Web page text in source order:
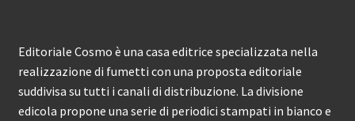
Editoriale Cosmo è una casa editrice specializzata nella
realizzazione di fumetti con una proposta editoriale
suddivisa su tutti i canali di distribuzione. La divisione
edicola propone una serie di periodici stampati in bianco e